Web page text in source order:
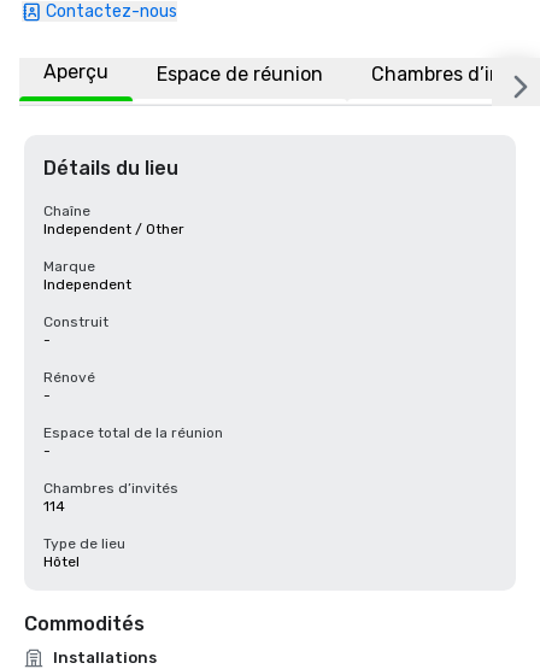
Contactez-nous
Aperçu Espace de réunion Chambres
Détails du lieu
Chaîne
Independent / Other
Marque
Independent
Construit
-
Rénové
-
Espace total de la réunion
-
Chambres d’invités
114
Type de lieu
Hôtel
Commodités
Installations